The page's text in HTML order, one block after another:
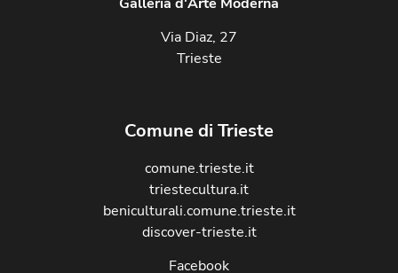
Via Diaz, 27
Trieste
Comune di Trieste
comune.trieste.it
triestecultura.it
beniculturali.comune.trieste.it
discover-trieste.it
Facebook